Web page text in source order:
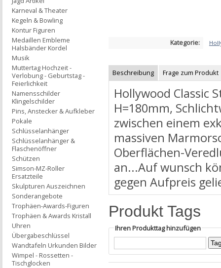
Kategorie:
Beschreibung Frage zum Produkt
Hollywood Classic
H=180mm,
zwischen einem
massiven
Oberflächen-
an...Auf wunsch
gegen Aufpreis
Produkt Tags
Ihren Produkttag hinzufügen
Karneval & Theater
Kegeln & Bowling
Kontur Figuren
Medaillen Embleme
Halsbänder Kordel
Musik
Muttertag Hochzeit -
Verlobung - Geburtstag -
Feierlichkeit
Namensschilder
Klingelschilder
Pins, Anstecker & Aufkleber
Pokale
Schlüsselanhänger
Schlüsselanhänger &
Flaschenöffner
Schützen
Simson-MZ-Roller
Ersatzteile
Skulpturen Auszeichnen
Sonderangebote
Trophäen-Awards-Figuren
Trophäen & Awards Kristall
Uhren
Übergabeschlüssel
Wandtafeln Urkunden Bilder
Wimpel - Rossetten -
Tischglocken